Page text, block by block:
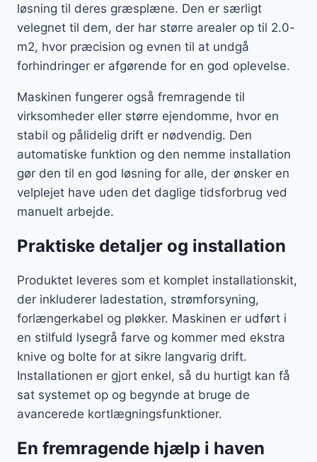
løsning til deres græsplæne. Den er særligt
velegnet til dem, der har større arealer op til 2.0-
m2, hvor præcision og evnen til at undgå
forhindringer er afgørende for en god oplevelse.
Maskinen fungerer også fremragende til
virksomheder eller større ejendomme, hvor en
stabil og pålidelig drift er nødvendig. Den
automatiske funktion og den nemme installation
gør den til en god løsning for alle, der ønsker en
velplejet have uden det daglige tidsforbrug ved
manuelt arbejde.
Praktiske detaljer og installation
Produktet leveres som et komplet installationskit,
der inkluderer ladestation, strømforsyning,
forlængerkabel og pløkker. Maskinen er udført i
en stilfuld lysegrå farve og kommer med ekstra
knive og bolte for at sikre langvarig drift.
Installationen er gjort enkel, så du hurtigt kan få
sat systemet op og begynde at bruge de
avancerede kortlægningsfunktioner.
En fremragende hjælp i haven